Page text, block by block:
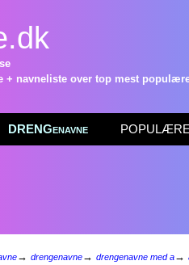
+ navneliste over top mest
DRENGenavne POPULÆRE
→ drengenavne→ drengenavne med a→